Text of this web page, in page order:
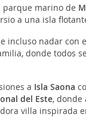
parque marino de
a una isla
incluso nadar con
donde todos
a Isla Saona
del Este, donde
villa inspirada